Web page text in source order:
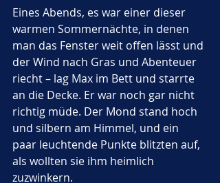
Eines Abends, es war einer dieser
warmen Sommernächte, in denen
man das Fenster weit offen lässt und
der Wind nach Gras und Abenteuer
riecht – lag Max im Bett und starrte
an die Decke. Er war noch gar nicht
richtig müde. Der Mond stand hoch
und silbern am Himmel, und ein
paar leuchtende Punkte blitzten auf,
als wollten sie ihm heimlich
zuzwinkern.